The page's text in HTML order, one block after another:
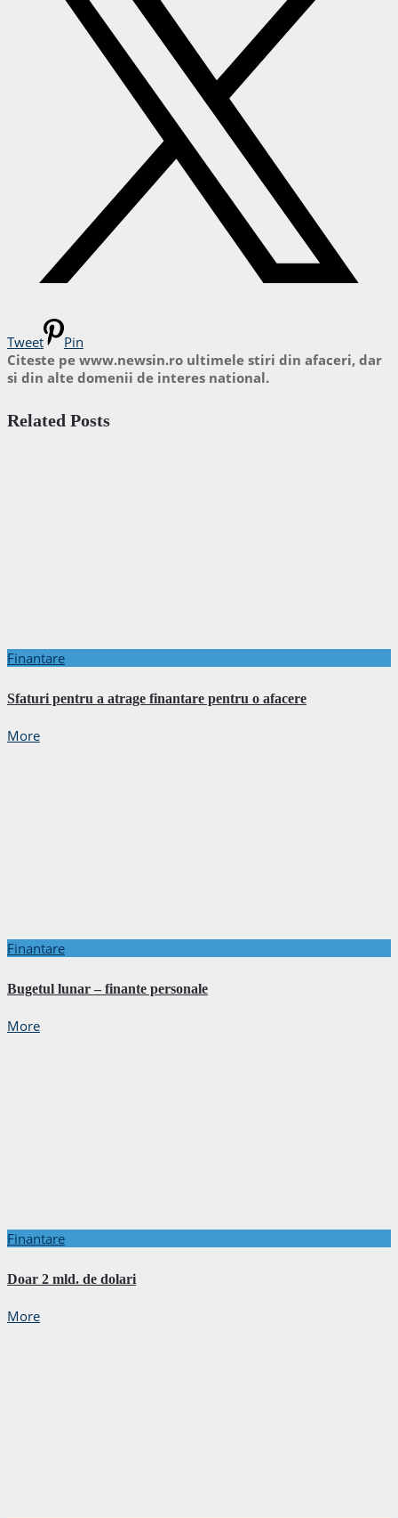
Tweet
Pin
Citeste pe www.newsin.ro ultimele stiri din afaceri, dar
si din alte domenii de interes national.
Related Posts
Finantare
Sfaturi pentru a atrage finantare pentru o afacere
More
Finantare
Bugetul lunar – finante personale
More
Finantare
Doar 2 mld. de dolari
More